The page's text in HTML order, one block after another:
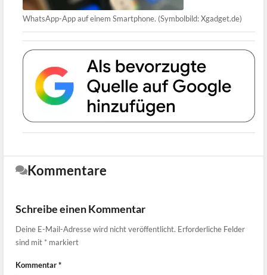
WhatsApp-App auf einem Smartphone. (Symbolbild: Xgadget.de)
Kommentare
Schreibe einen Kommentar
Deine E-Mail-Adresse wird nicht veröffentlicht. Erforderliche Felder
sind mit * markiert
Kommentar*